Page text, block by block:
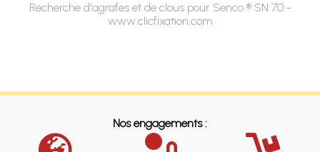
Recherche d'agrafes et de clous pour Senco ® SN 70 -
www.clicfixation.com
Nos engagements :